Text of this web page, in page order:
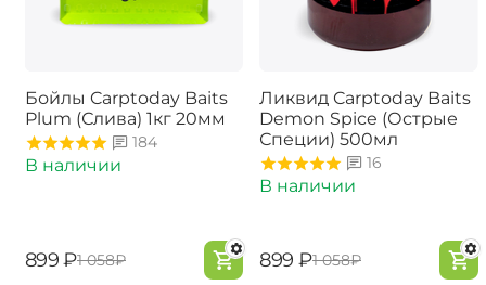
Бойлы Carptoday Baits
Plum (Слива) 1кг 20мм
184
В наличии
‍899‍ ₽‍1 058‍₽
Ликвид Carptoday Baits
Demon Spice (Острые
Специи) 500мл
16
В наличии
‍899‍ ₽‍1 058‍₽